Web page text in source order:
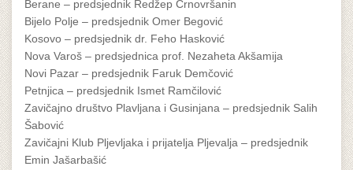
Berane – predsjednik Redžep Crnovršanin
Bijelo Polje – predsjednik Omer Begović
Kosovo – predsjednik dr. Feho Hasković
Nova Varoš – predsjednica prof. Nezaheta Akšamija
Novi Pazar – predsjednik Faruk Demčović
Petnjica – predsjednik Ismet Ramčilović
Zavičajno društvo Plavljana i Gusinjana – predsjednik Salih
Šabović
Zavičajni Klub Pljevljaka i prijatelja Pljevalja – predsjednik
Emin Jašarbašić